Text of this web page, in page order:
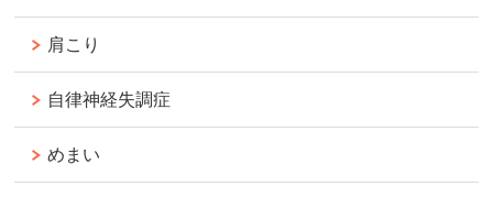
肩こり
自律神経失調症
めまい